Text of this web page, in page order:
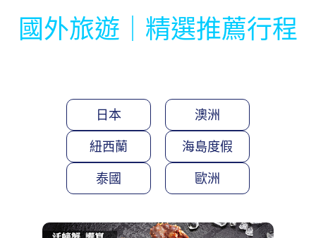
國外旅遊｜精選推薦行程
日本 澳洲
紐西蘭 海島度假
泰國 歐洲